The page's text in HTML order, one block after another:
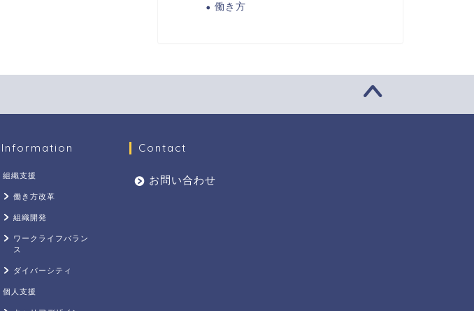
働き方
Information
組織支援
働き方改革
組織開発
ワークライフバラン
ス
ダイバーシティ
個人支援
Contact
お問い合わせ